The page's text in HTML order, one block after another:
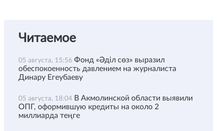
Читаемое
05 августа, 15:56 Фонд «Әділ сөз» выразил
обеспокоенность давлением на журналиста
Динару Егеубаеву
05 августа, 18:04 В Акмолинской области выявили
ОПГ, оформившую кредиты на около 2
миллиарда теңге